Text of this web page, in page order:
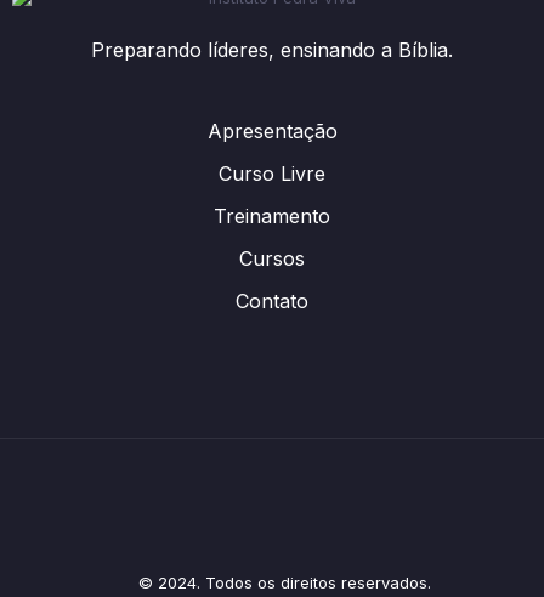
Preparando líderes, ensinando a Bíblia.
Apresentação
Curso Livre
Treinamento
Cursos
Contato
© 2024. Todos os direitos reservados.